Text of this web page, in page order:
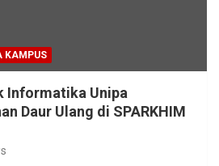
KAMPUS
Informatika Unipa
Daur Ulang di SPARKHIM